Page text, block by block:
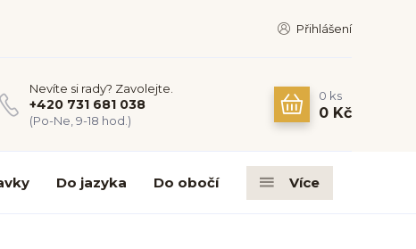
Přihlášení
Nevíte si rady? Zavolejte.
+420 731 681 038
(Po-Ne, 9-18 hod.)
0 ks
0 Kč
Do jazyka Do obočí Více